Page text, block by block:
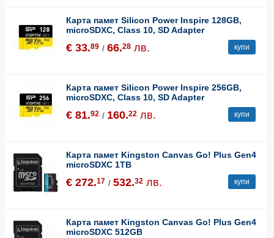
Карта памет Silicon Power Inspire 128GB,
microSDXC, Class 10, SD Adapter
€ 33.89 / 66.28 лв. купи
Карта памет Silicon Power Inspire 256GB,
microSDXC, Class 10, SD Adapter
€ 81.92 / 160.22 лв. купи
Карта памет Kingston Canvas Go! Plus Gen4
microSDXC 1TB
€ 272.17 / 532.32 лв. купи
Карта памет Kingston Canvas Go! Plus Gen4
microSDXC 512GB